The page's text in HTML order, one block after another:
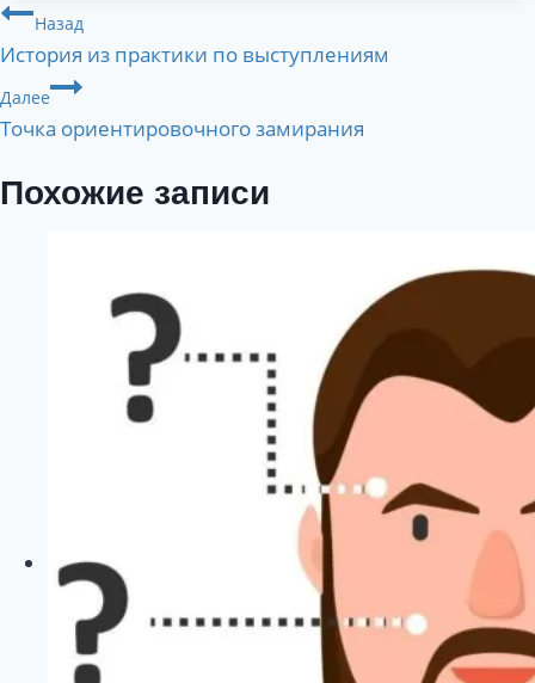
Навигация
по
записям
Назад
История из практики по выступлениям
Далее
Точка ориентировочного замирания
Похожие записи